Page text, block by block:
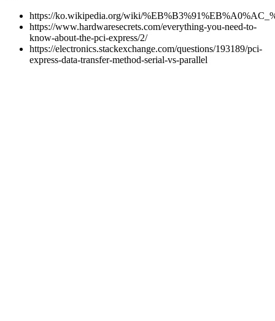
https://ko.wikipedia.org/wiki/
https://www.hardwaresecrets.com/everything-you-need-to-
know-about-the-pci-express/2/
https://electronics.stackexchange.com/questions/193189/pci-
express-data-transfer-method-serial-vs-parallel